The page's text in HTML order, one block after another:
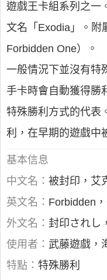
遊戲王卡組系列之一
文名「Exodia」。附
Forbidden One）。
一般情況下並沒有特
手卡時會自動獲得勝
特殊勝利方式的代表
利，在早期的遊戲中
基本信息
中文名： 被封印，艾
英文名： Forbidden
外文名： 封印されし
使用者： 武藤遊戲，
特點： 特殊勝利